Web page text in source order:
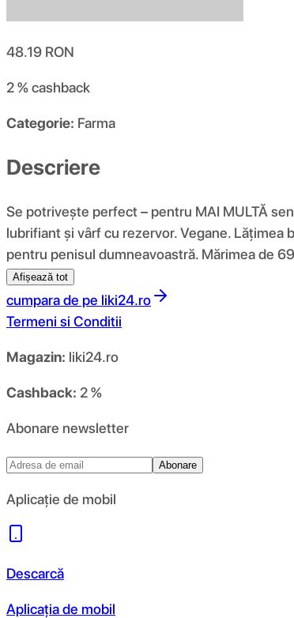
48.19 RON
2 %cashback
Categorie: Farma
Descriere
Se potrivește perfect – pentru MAI MULTĂ
lubrifiant și vârf cu rezervor. Vegane. Lățimea
pentru penisul dumneavoastră. Mărimea de
Afișează tot
cumpara de pe liki24.ro
Termeni si Conditii
Magazin: liki24.ro
Cashback: 2 %
Abonare newsletter
Abonare
Aplicație de mobil
Descarcă
Aplicația de mobil